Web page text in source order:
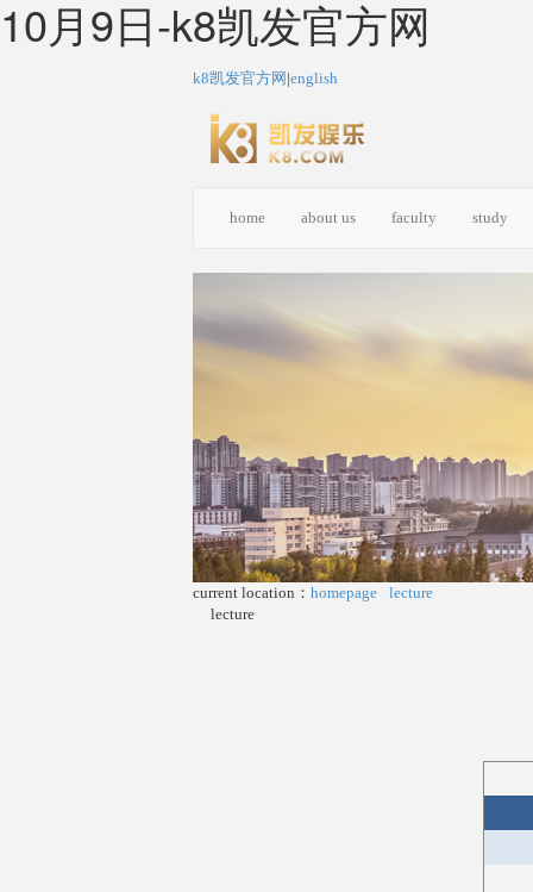
10月9日-k8凯发官方网
k8凯发官方网 |english
home about us faculty study
current location： homepage
lecture
lecture